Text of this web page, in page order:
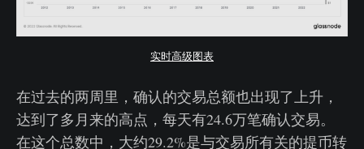
实时高级图表
在过去的两周里，确认的交易总额也出现了上升，
达到了多月来的高点，每天有24.6万笔确认交易。
在这个总数中，大约29.2%是与交易所有关的提币转